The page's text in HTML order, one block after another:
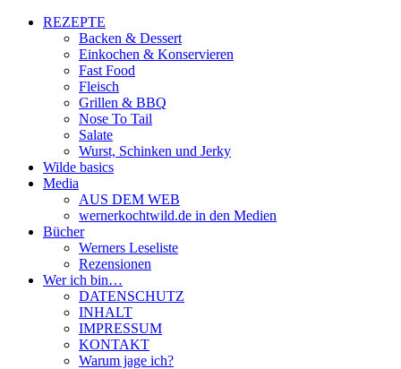
REZEPTE
Backen & Dessert
Einkochen & Konservieren
Fast Food
Fleisch
Grillen & BBQ
Nose To Tail
Salate
Wurst, Schinken und Jerky
Wilde basics
Media
AUS DEM WEB
wernerkochtwild.de in den Medien
Bücher
Werners Leseliste
Rezensionen
Wer ich bin…
DATENSCHUTZ
INHALT
IMPRESSUM
KONTAKT
Warum jage ich?